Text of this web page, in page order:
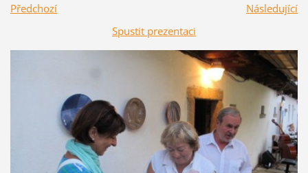
Předchozí
Následující
Spustit prezentaci